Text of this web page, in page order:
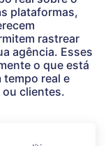
plataformas,
rastrear
agência. Esses
o que está
real e
ou clientes.